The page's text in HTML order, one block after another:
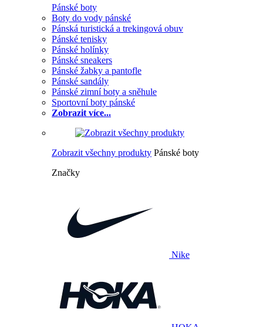
Pánské boty
Boty do vody pánské
Pánská turistická a trekingová obuv
Pánské tenisky
Pánské holínky
Pánské sneakers
Pánské žabky a pantofle
Pánské sandály
Pánské zimní boty a sněhule
Sportovní boty pánské
Zobrazit více...
Zobrazit všechny produkty Pánské boty
Značky
Nike